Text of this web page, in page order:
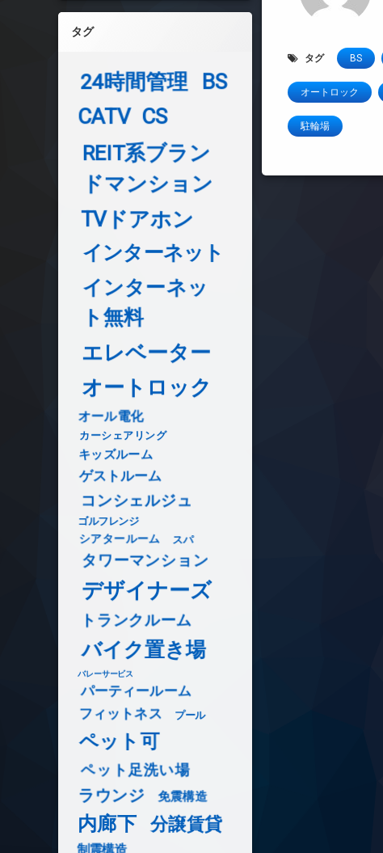
タグ BS
オートロック
駐輪場
タグ
24時間管理
BS
CATV CS
REIT系ブラン
ドマンション
TVドアホン
インターネット
インターネッ
ト無料
エレベーター
オートロック
オール電化
カーシェアリング
キッズルーム
ゲストルーム
コンシェルジュ
ゴルフレンジ
シアタールーム スパ
タワーマンション
デザイナーズ
トランクルーム
バイク置き場
バレーサービス
パーティールーム
フィットネス プール
ペット可
ペット足洗い場
ラウンジ 免震構造
内廊下 分譲賃貸
制震構造